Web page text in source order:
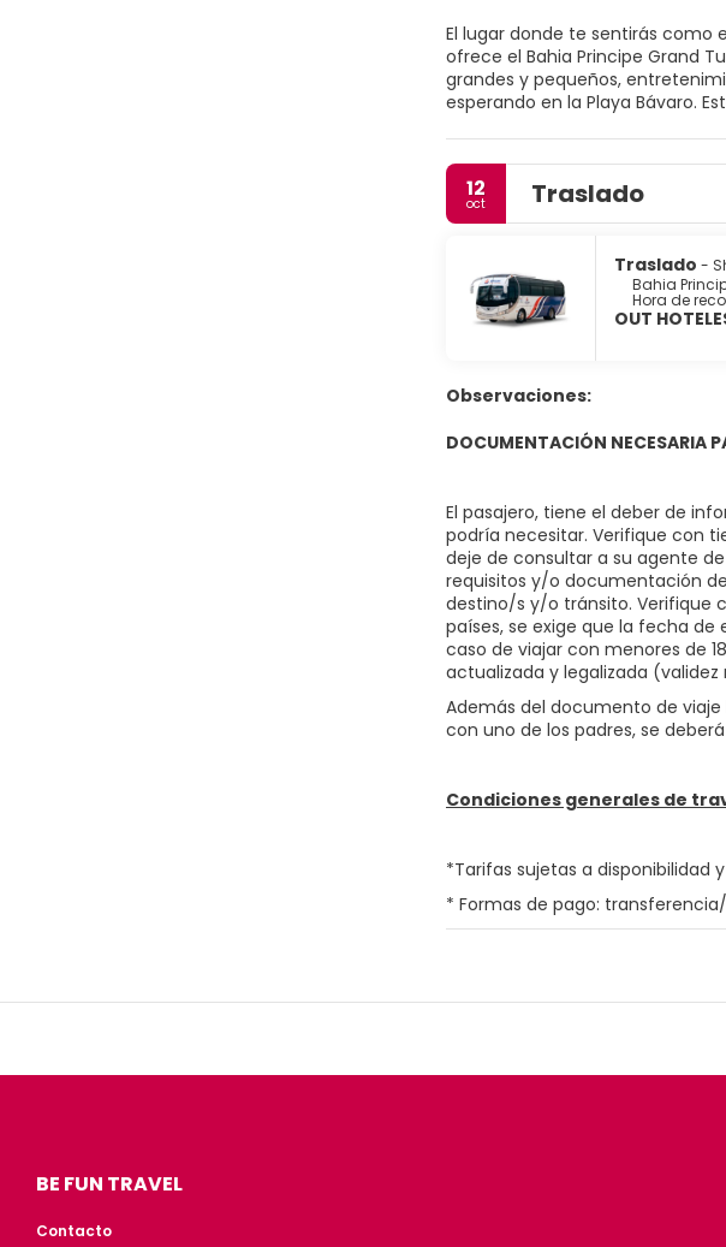
El lugar donde te sentirás como
ofrece el Bahia Principe Grand
grandes y pequeños,
esperando en la Playa Bávaro. Este hotel ideal para familias, es destino perfecto para disfrutar de diversión sin límites. Sus cómodas
12
oct Traslado
Traslado -
Bahia
Hora de
OUT
Observaciones:
DOCUMENTACIÓN NECESARIA
El pasajero, tiene el deber de
podría necesitar. Verifique con
deje de consultar a su agente
requisitos y/o documentación
destino/s y/o tránsito. Verifique
países, se exige que la fecha de
caso de viajar con menores de
actualizada y legalizada
Además del documento de
con uno de los padres, se
Condiciones generales de
*Tarifas sujetas a disponibilidad
* Formas de pago:
BE FUN TRAVEL
Contacto